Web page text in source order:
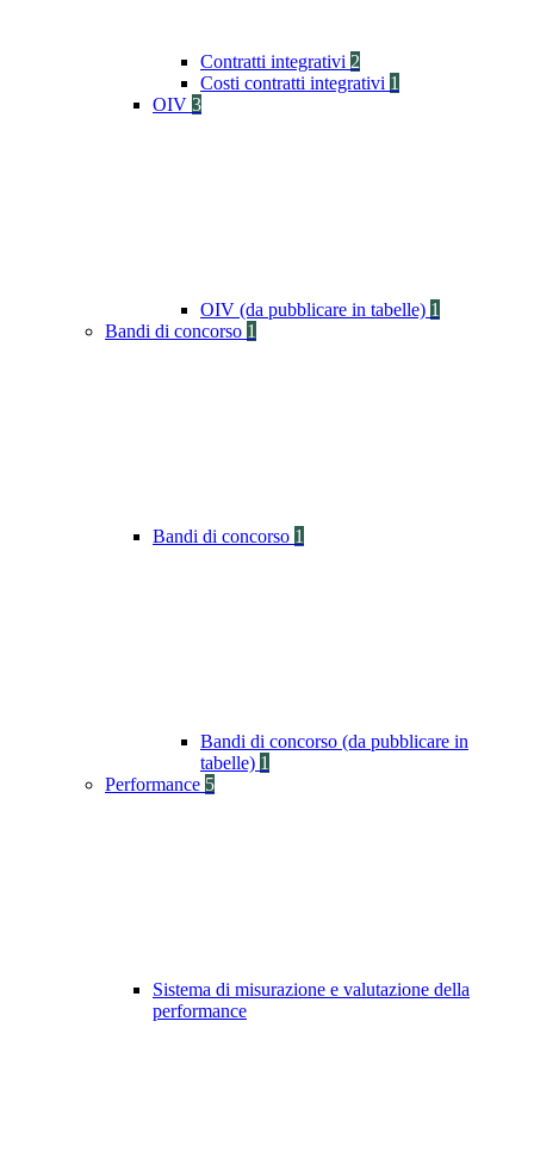
Contratti integrativi 2
Costi contratti integrativi 1
OIV 3
OIV (da pubblicare in tabelle) 1
Bandi di concorso 1
Bandi di concorso 1
Bandi di concorso (da pubblicare in
tabelle) 1
Performance 5
Sistema di misurazione e valutazione della
performance